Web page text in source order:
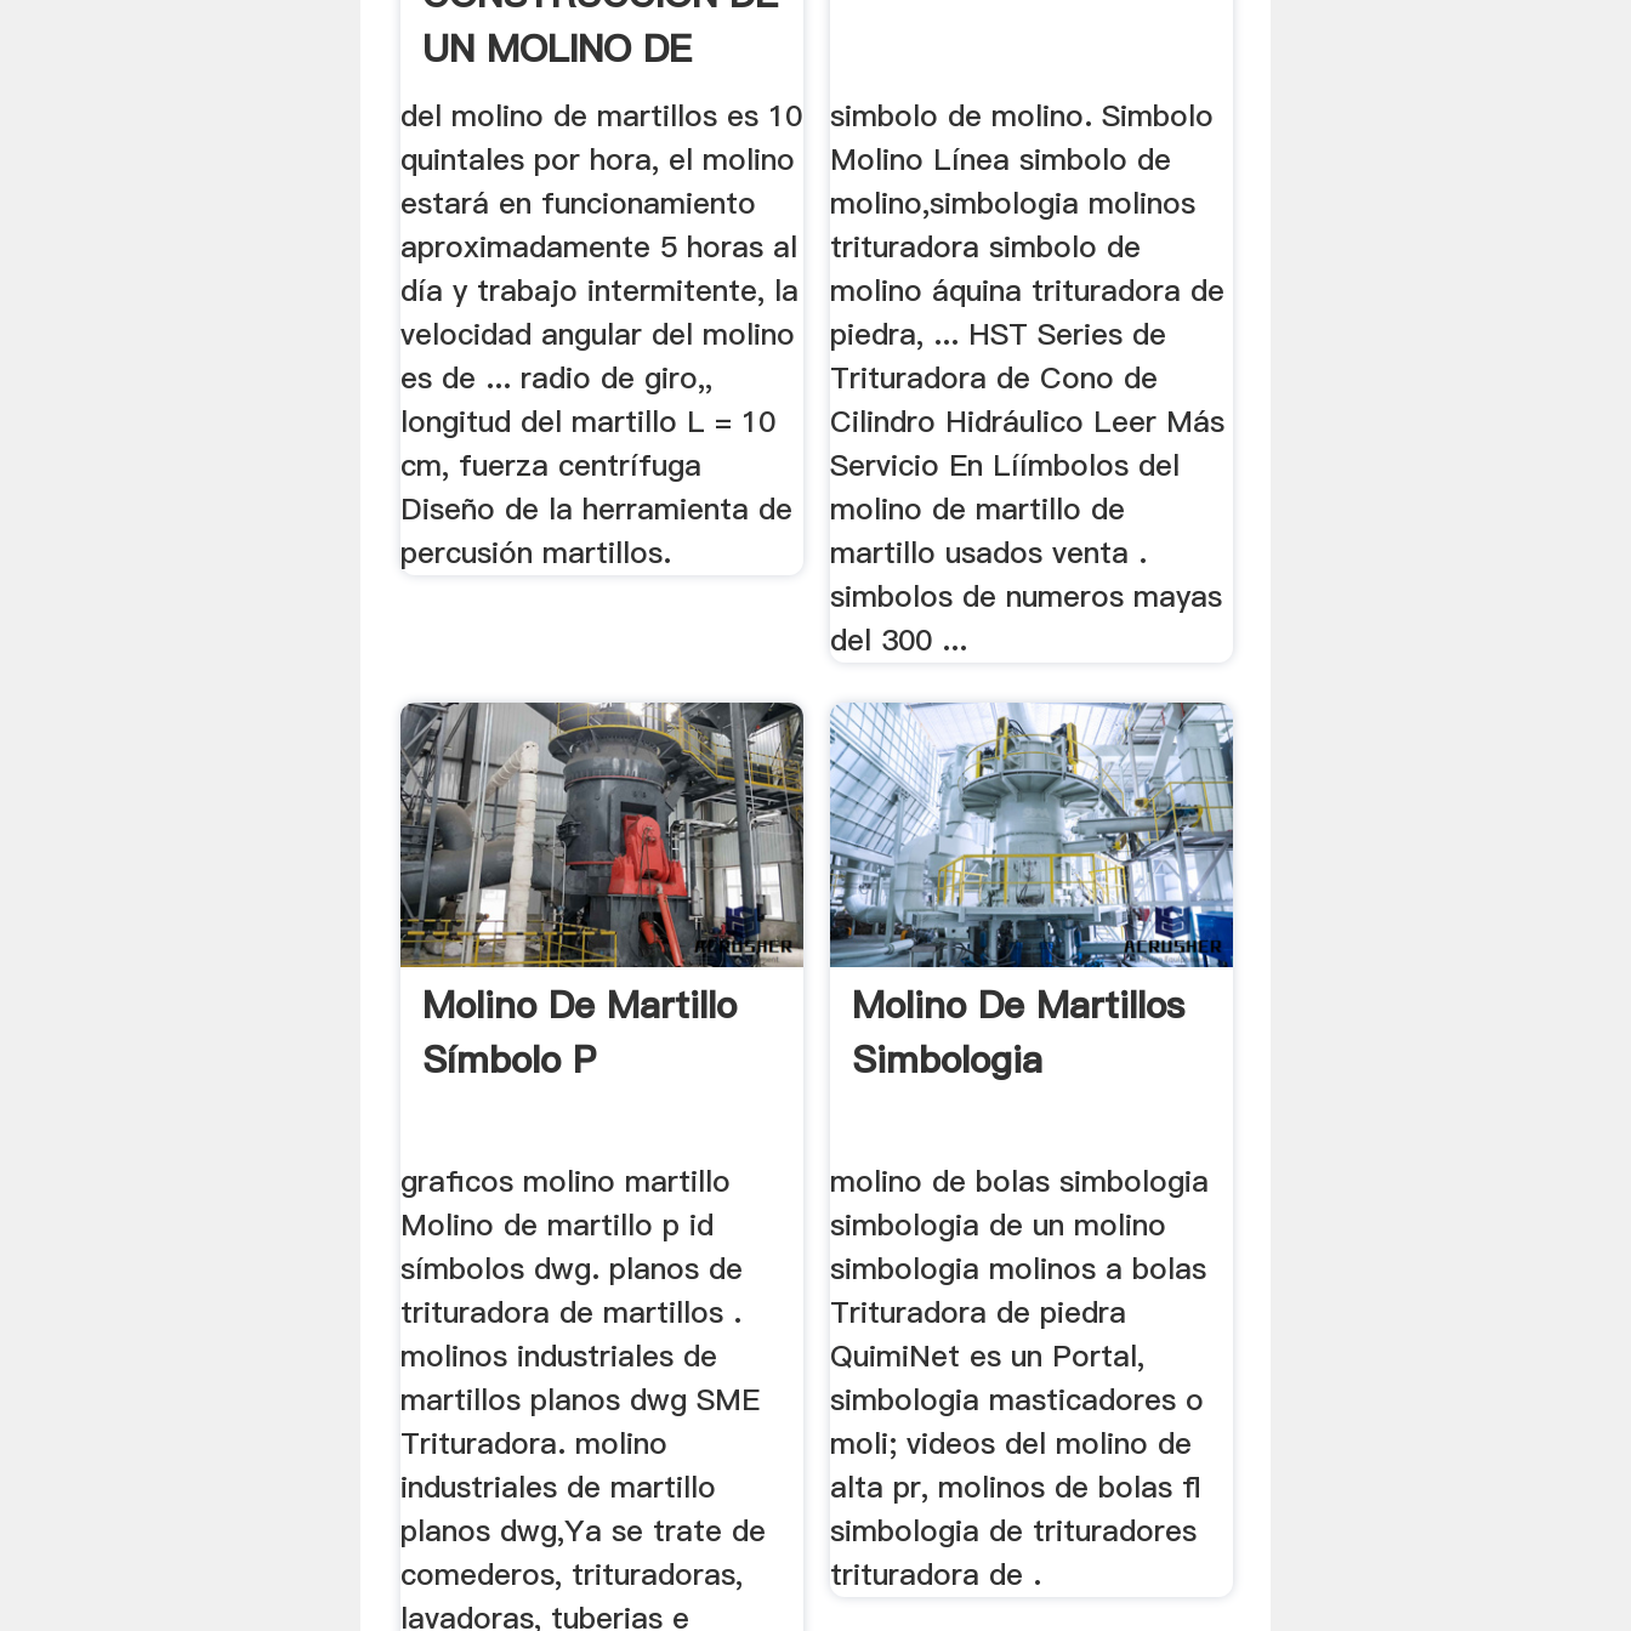
UN MOLINO DE
MARTILLOS .
del molino de martillos es 10
quintales por hora, el molino
estará en funcionamiento
aproximadamente 5 horas al
día y trabajo intermitente, la
velocidad angular del molino
es de ... radio de giro,,
longitud del martillo L = 10
cm, fuerza centrífuga
Diseño de la herramienta de
percusión martillos.
simbolo de molino. Simbolo
Molino Línea simbolo de
molino,simbologia molinos
trituradora simbolo de
molino áquina trituradora de
piedra, ... HST Series de
Trituradora de Cono de
Cilindro Hidráulico Leer Más
Servicio En Líímbolos del
molino de martillo de
martillo usados venta .
simbolos de numeros mayas
del 300 ...
Molino De Martillo
Símbolo P
graficos molino martillo
Molino de martillo p id
símbolos dwg. planos de
trituradora de martillos .
molinos industriales de
martillos planos dwg SME
Trituradora. molino
industriales de martillo
planos dwg,Ya se trate de
comederos, trituradoras,
lavadoras, tuberias e
Molino De Martillos
Simbologia
molino de bolas simbologia
simbologia de un molino
simbologia molinos a bolas
Trituradora de piedra
QuimiNet es un Portal,
simbologia masticadores o
moli; videos del molino de
alta pr, molinos de bolas fl
simbologia de trituradores
trituradora de .